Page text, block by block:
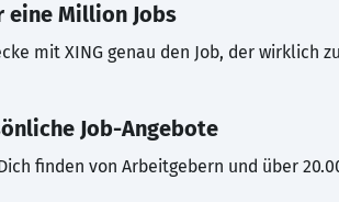
eine Million Jobs
mit XING genau den Job, der wirklich
Job-Angebote
finden von Arbeitgebern und über